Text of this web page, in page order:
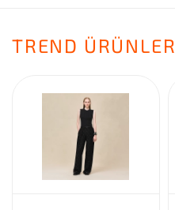
TREND ÜRÜNLER